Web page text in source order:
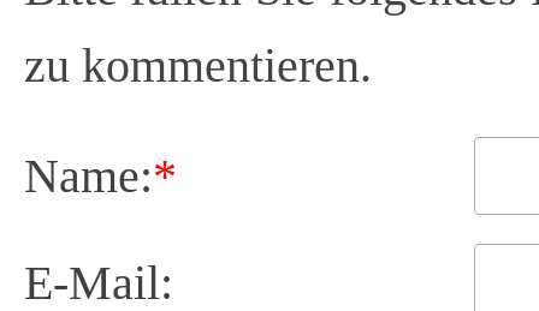
zu kommentieren.
Name:*
E-Mail: